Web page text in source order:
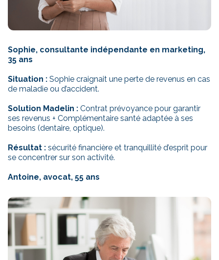
Sophie, consultante indépendante en marketing,
35 ans
Situation : Sophie craignait une perte de revenus en cas
de maladie ou d’accident.
Solution Madelin : Contrat prévoyance pour garantir
ses revenus + Complémentaire santé adaptée à ses
besoins (dentaire, optique).
Résultat : sécurité financière et tranquillité d’esprit pour
se concentrer sur son activité.
Antoine, avocat, 55 ans